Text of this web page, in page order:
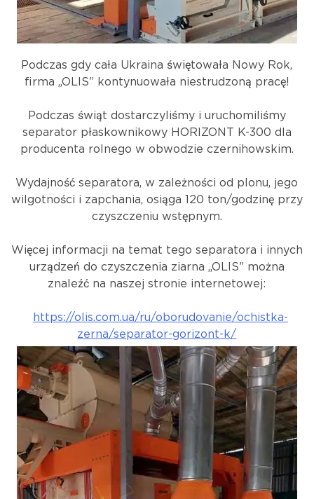
Podczas gdy cała Ukraina świętowała Nowy Rok,
firma „OLIS” kontynuowała niestrudzoną pracę!
Podczas świąt dostarczyliśmy i uruchomiliśmy
separator płaskownikowy HORIZONT K-300 dla
producenta rolnego w obwodzie czernihowskim.
Wydajność separatora, w zależności od plonu, jego
wilgotności i zapchania, osiąga 120 ton/godzinę przy
czyszczeniu wstępnym.
Więcej informacji na temat tego separatora i innych
urządzeń do czyszczenia ziarna „OLIS” można
znaleźć na naszej stronie internetowej:
https://olis.com.ua/ru/oborudovanie/ochistka-
zerna/separator-gorizont-k/